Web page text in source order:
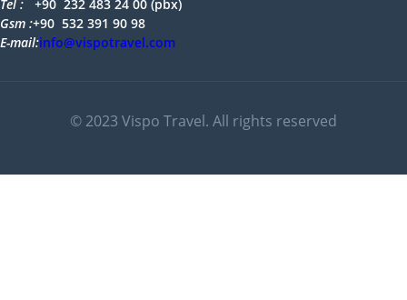
Tel : +90 232 483 24 00 (pbx)
Gsm :+90 532 391 90 98
E-mail:info@vispotravel.com
© 2023 Vispo Travel. All rights reserved